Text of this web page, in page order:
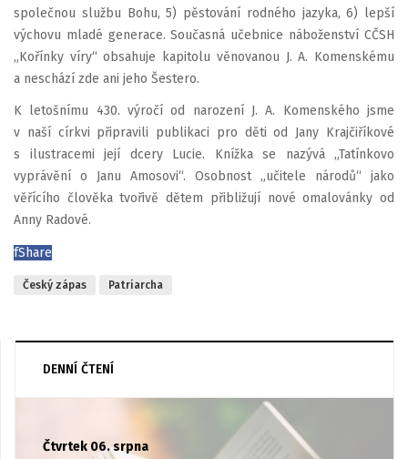
společnou službu Bohu, 5) pěstování rodného jazyka, 6) lepší
výchovu mladé generace. Současná učebnice náboženství CČSH
„Kořínky víry“ obsahuje kapitolu věnovanou J. A. Komenskému
a neschází zde ani jeho Šestero.
K letošnímu 430. výročí od narození J. A. Komenského jsme
v naší církvi připravili publikaci pro děti od Jany Krajčiříkové
s ilustracemi její dcery Lucie. Knížka se nazývá „Tatínkovo
vyprávění o Janu Amosovi“. Osobnost „učitele národů“ jako
věřícího člověka tvořivě dětem přibližují nové omalovánky od
Anny Radové.
fShare
Český zápas Patriarcha
DENNÍ ČTENÍ
Čtvrtek 06. srpna